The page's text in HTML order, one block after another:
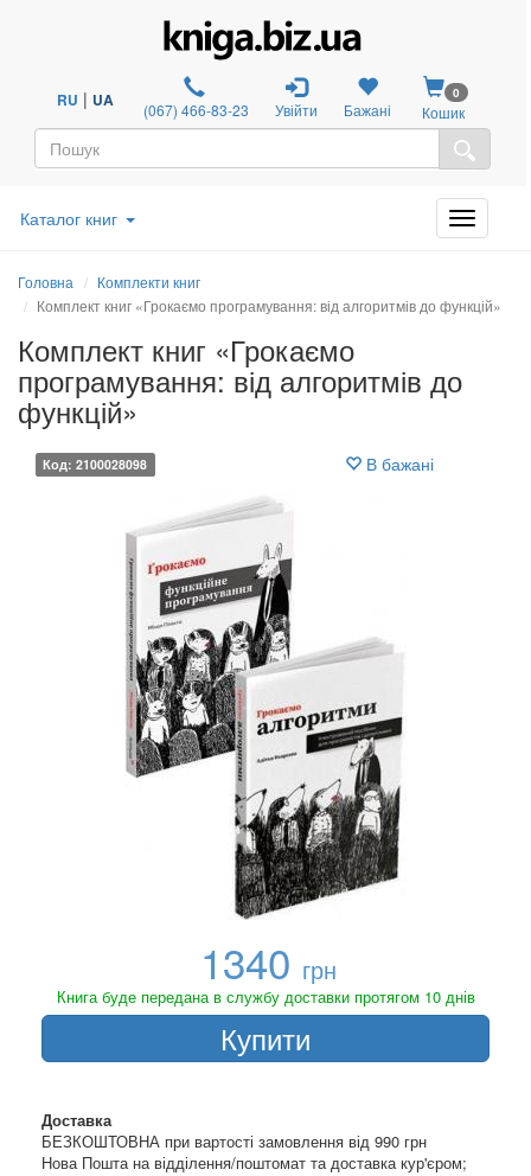
RU | UA (067) 466-83-23 Увійти Бажані
0
Кошик
Каталог книг
Головна
Комплекти книг
Комплект книг «Грокаємо програмування: від алгоритмів до функцій»
Комплект книг «Грокаємо
програмування: від алгоритмів до
функцій»
Код: 2100028098 В бажані
1340 грн
Книга буде передана в службу доставки протягом 10 днів
Купити
Доставка
БЕЗКОШТОВНА при вартості замовлення від 990 грн
Нова Пошта на відділення/поштомат та доставка кур'єром;